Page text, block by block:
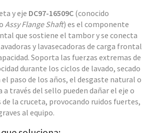
y eje DC97-16509C (conocido
Assy Flange Shaft) es el componente
que sostiene el tambor y se conecta
y lavasecadoras de carga frontal
Soporta las fuerzas extremas de
durante los ciclos de lavado, secado
paso de los años, el desgaste natural o
través del sello pueden dañar el eje o
la cruceta, provocando ruidos fuertes,
al equipo.